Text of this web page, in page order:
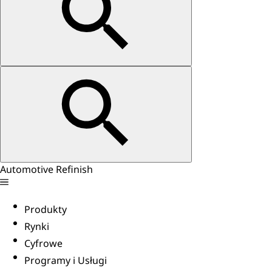
Automotive Refinish
Produkty
Rynki
Cyfrowe
Programy i Usługi